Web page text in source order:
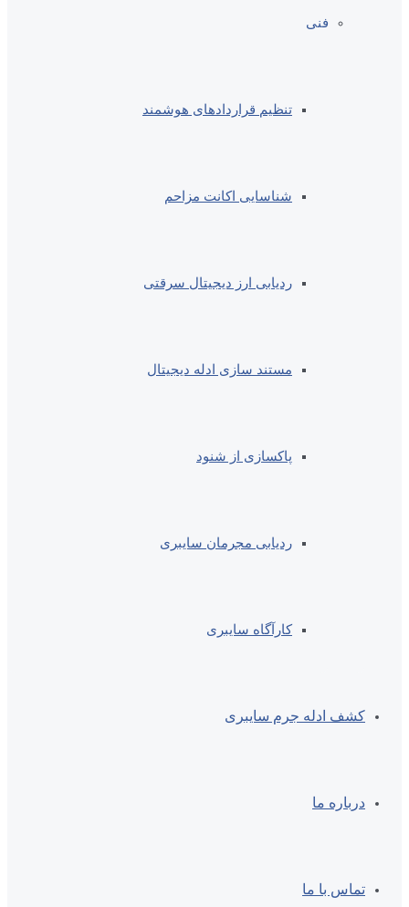
فنی
تنظیم قراردادهای هوشمند
شناسایی اکانت مزاحم
ردیابی ارز دیجیتال سرقتی
مستند سازی ادله دیجیتال
پاکسازی از شنود
ردیابی مجرمان سایبری
کارآگاه سایبری
کشف ادله جرم سایبری
درباره ما
تماس با ما